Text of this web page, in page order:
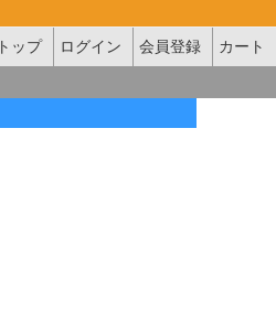
トップ ログイン 会員登録
カート